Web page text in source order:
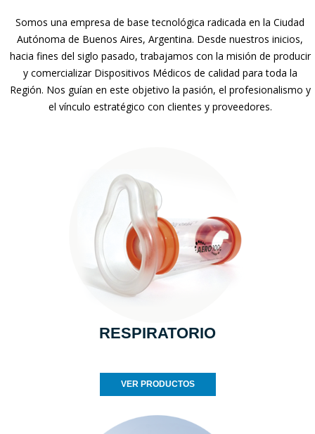
Somos una empresa de base tecnológica radicada en la Ciudad
Autónoma de Buenos Aires, Argentina. Desde nuestros inicios,
hacia fines del siglo pasado, trabajamos con la misión de producir
y comercializar Dispositivos Médicos de calidad para toda la
Región. Nos guían en este objetivo la pasión, el profesionalismo y
el vínculo estratégico con clientes y proveedores.
RESPIRATORIO
VER PRODUCTOS